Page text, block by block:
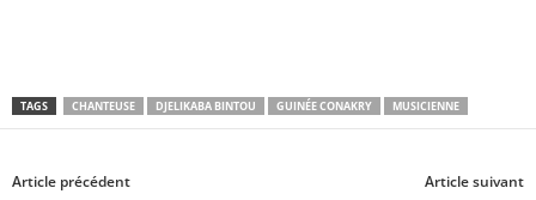
TAGS CHANTEUSE DJELIKABA BINTOU GUINÉE CONAKRY MUSICIENNE
Article précédent Article suivant